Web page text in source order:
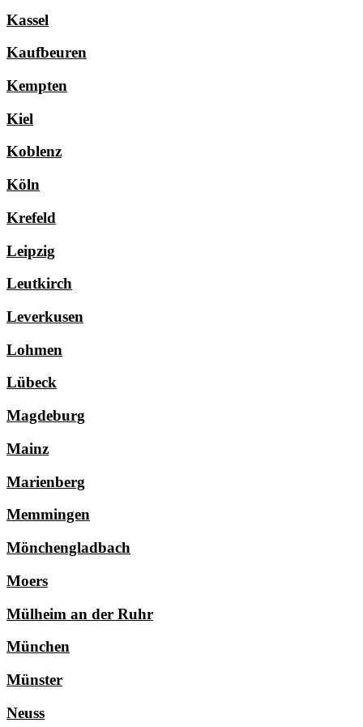
Kassel
Kaufbeuren
Kempten
Kiel
Koblenz
Köln
Krefeld
Leipzig
Leutkirch
Leverkusen
Lohmen
Lübeck
Magdeburg
Mainz
Marienberg
Memmingen
Mönchengladbach
Moers
Mülheim an der Ruhr
München
Münster
Neuss